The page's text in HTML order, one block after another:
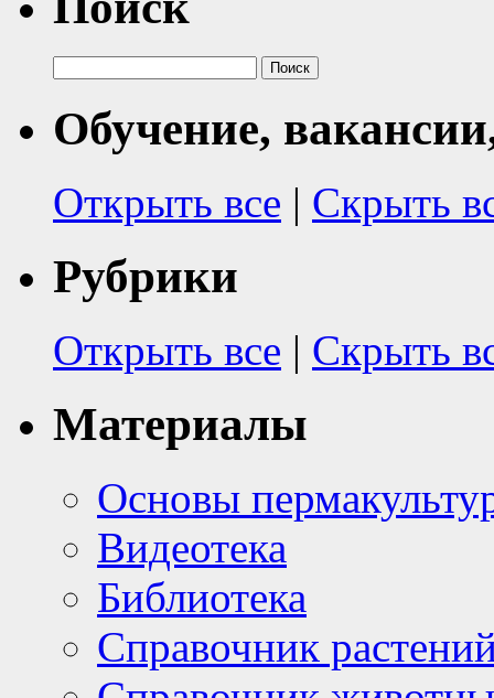
Обучение,
Открыть все | Скрыть
Рубрики
Открыть все | Скрыть
Материалы
Основы
Видеотека
Библиотека
Справочник